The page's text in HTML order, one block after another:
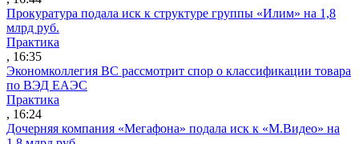
Прокуратура подала иск к структуре группы «Илим» на 1,8
млрд руб.
Практика
, 16:35
Экономколлегия ВС рассмотрит спор о классификации товара
по ВЭД ЕАЭС
Практика
, 16:24
Дочерняя компания «Мегафона» подала иск к «М.Видео» на